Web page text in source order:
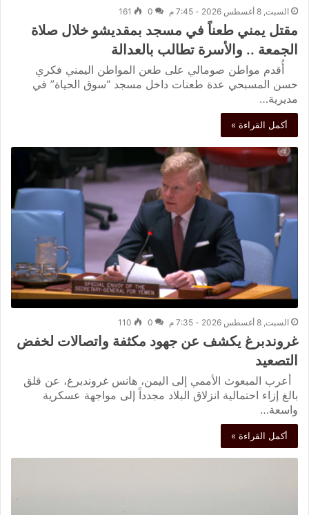
السبت, 8 أغسطس 2026 - 7:45 م 0
161
مقتل يمني طعناً في مسجد بمقديشو خلال صلاة
الجمعة .. والأسرة تطالب بالعدالة
أُقدم مواطن صومالي على طعن المواطن اليمني فكري
حسن المسبحي عدة طعنات داخل مسجد “سوق الحياة” في
مديرية…
أكمل القراءة »
السبت, 8 أغسطس 2026 - 7:35 م 0
110
غروندبرغ يكشف عن جهود مكثفة واتصالات لخفض
التصعيد
أعرب المبعوث الأممي إلى اليمن، هانس غروندبرغ، عن قلق
بالغ إزاء احتمالية انزلاق البلاد مجدداً إلى مواجهة عسكرية
واسعة…
أكمل القراءة »